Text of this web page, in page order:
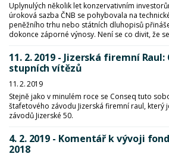
Uplynulých několik let konzervativním
úroková sazba ČNB se pohybovala na
peněžního trhu nebo státních dluhopisů
dokonce záporné výnosy. Není se co divit, že
11. 2. 2019 - Jizerská firemní Raul:
stupních vítězů
11. 2. 2019
Stejně jako v minulém roce se Conseq tuto
štafetového závodu Jizerská firemní raul,
závodů Jizerské 50.
4. 2. 2019 - Komentář k vývoji
2018